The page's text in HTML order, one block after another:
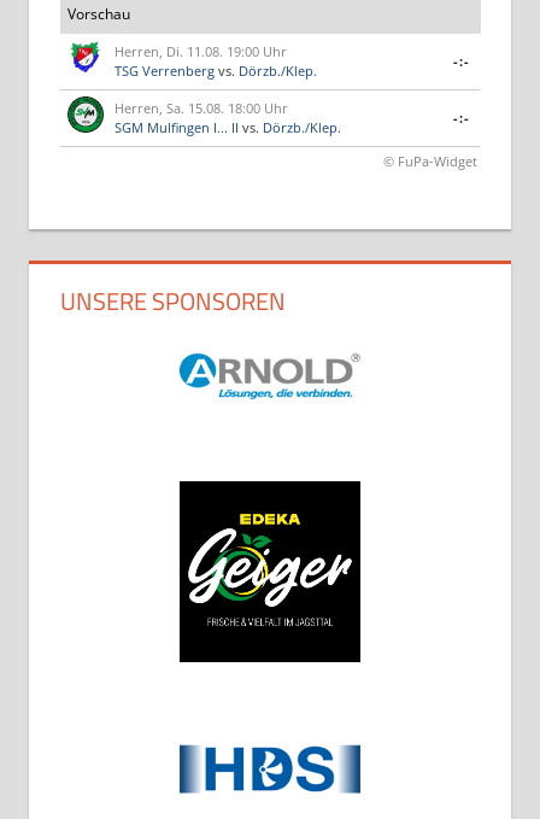
Vorschau
Herren, Di. 11.08. 19:00 Uhr
TSG Verrenbergvs. Dörzb./Klep.
-:-
Herren, Sa. 15.08. 18:00 Uhr
SGM Mulfingen I... II vs. Dörzb./Klep.
-:-
© FuPa-Widget
UNSERE SPONSOREN